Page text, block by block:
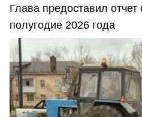
Глава предоставил
полугодие 2026 года